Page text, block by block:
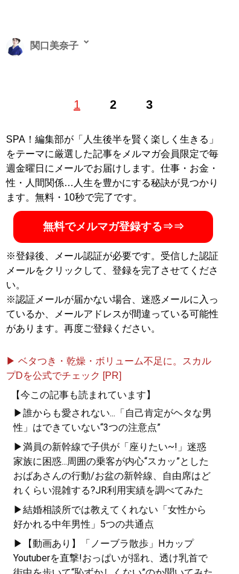
1 2 3
関口美奈子
ンズ化粧品「ISIKI」開発ディレクター。オフィシャルサ
「みなこの圧倒的モテ男TV」は開設1年半で総再生数が
5000万回を突破（Xアカウント:
@sekiguchiminako）
『気遣いを恋と勘違いす
る男、優しさを愛と勘違
いする女 相手の本性を
見抜き、最高のベストパ
ートナーを見つける男と
女の心理ルール 』
「本当に自分に合うベス
トパートナー」を見抜く
全技術！
がる男、「最後の女」に
で学ぶ男と女の新・心理
大全』
男の浮気は副業、女の浮
気は転職活動？
記事一覧へ
SPA！編集部が「人生後半を賢く楽しく生きる」
をテーマに厳選した記事をメルマガ会員限定で毎
週金曜日にメールでお届けします。仕事・お金・
性・人間関係…人生を豊かにする秘訣が見つかり
ます。無料・10秒で完了です。
無料でメルマガ登録する⇒⇒
※登録後、メール認証が必要です。受信した認証
メールをクリックして、登録を完了させてくださ
い。
※認証メールが届かない場合、迷惑メールに入っ
ているか、メールアドレスが間違っている可能性
があります。再度ご登録ください。
▶ ベタつき・乾燥・ボリューム不足に。スカル
プDを公式でチェック [PR]
【今この記事も読まれています】
▶誰からも愛されない...「自己肯定がヘタな男
性」はできていない“3つの注意点”
▶満員の新幹線で子供が「座りたい~!」迷惑
家族に困惑...周囲の乗客が内心“スカッ”とした
おばあさんの行動/お盆の新幹線、自由席はど
れくらい混雑する?JR利用実績を調べてみた
▶結婚相談所では教えてくれない「女性から
好かれる中年男性」5つの共通点
▶【動画あり】「ノーブラ散歩」Hカップ
Youtuberを直撃!おっぱいが揺れ、透け乳首で